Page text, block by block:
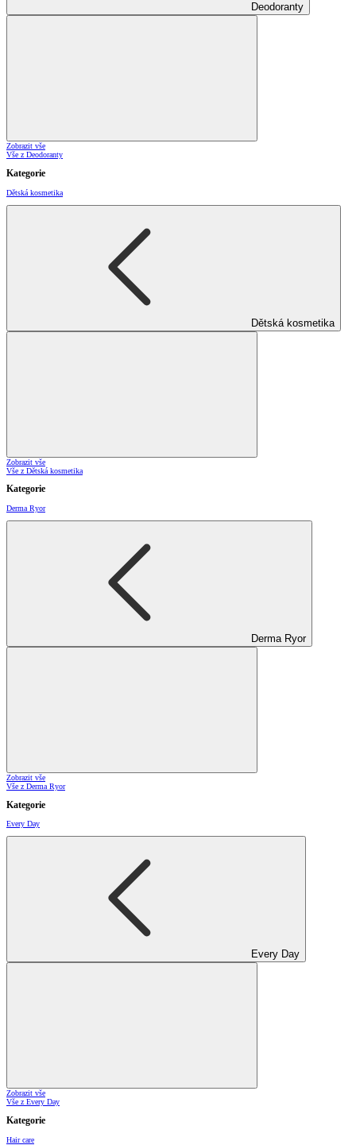
Deodoranty
Zobrazit vše
Vše z Deodoranty
Kategorie
Dětská kosmetika
Dětská kosmetika
Zobrazit vše
Vše z Dětská kosmetika
Kategorie
Derma Ryor
Derma Ryor
Zobrazit vše
Vše z Derma Ryor
Kategorie
Every Day
Every Day
Zobrazit vše
Vše z Every Day
Kategorie
Hair care